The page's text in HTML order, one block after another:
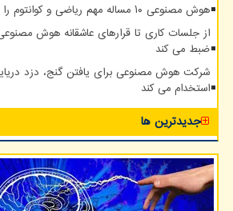
هوش مصنوعی ۱۰ مساله مهم ریاضی و کوانتوم را حل کرد
از جلسات کاری تا قرارهای عاشقانه هوش
ضبط می کند
شرکت هوش مصنوعی برای یافتن گنج، دزد
استخدام می کند
جدیدترین ها